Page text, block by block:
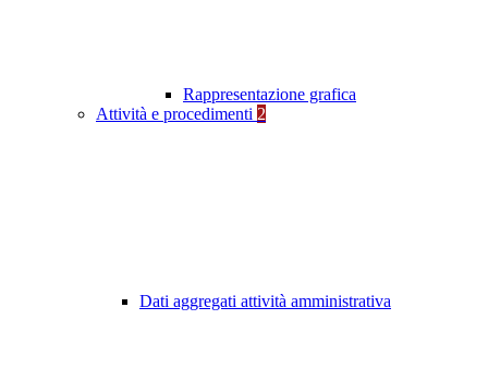
Rappresentazione grafica
Attività e procedimenti 2
Dati aggregati attività amministrativa